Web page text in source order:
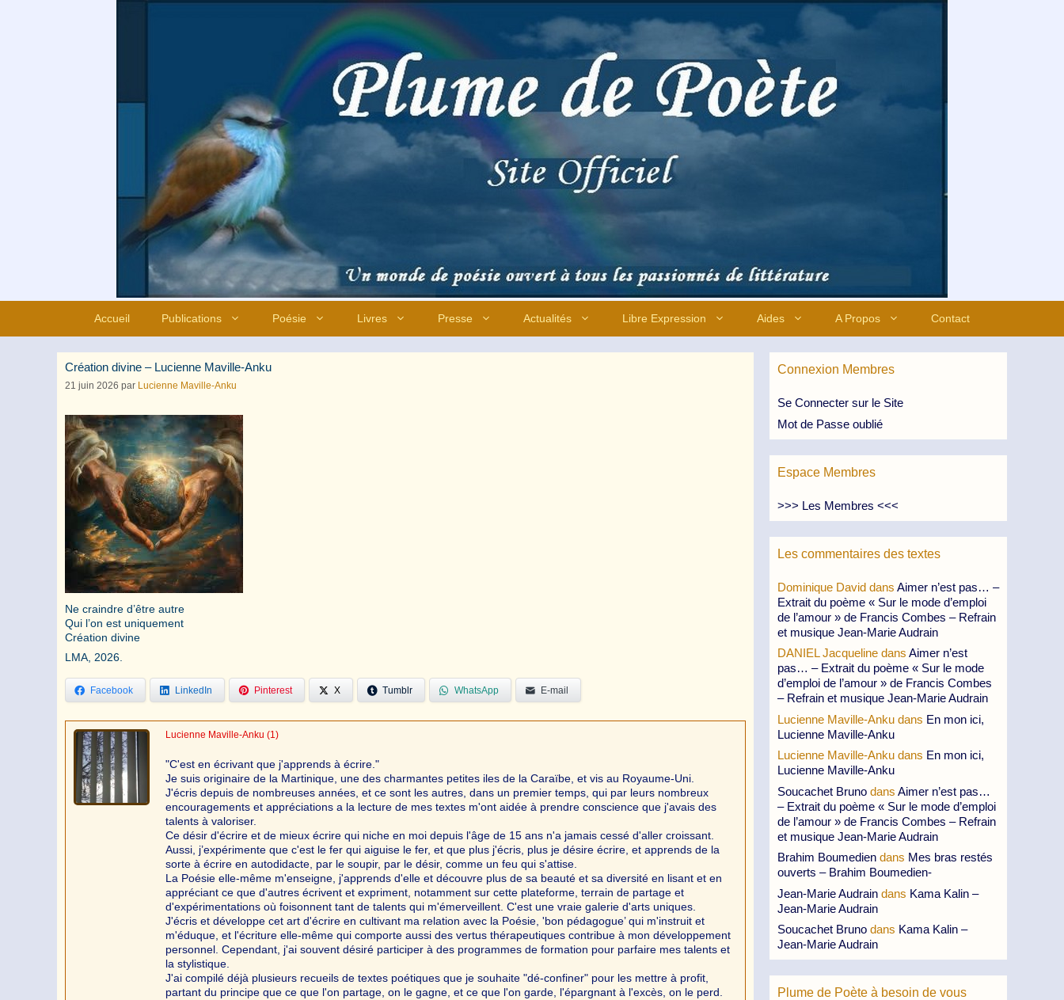
Accueil Publications Poésie Livres Presse Actualités Libre Expression Aides A Propos Contact
Création divine – Lucienne Maville-Anku
21 juin 2026 par Lucienne Maville-Anku
Ne craindre d’être autre
Qui l’on est uniquement
Création divine
LMA, 2026.
Facebook LinkedIn Pinterest X Tumblr WhatsApp E-mail
Lucienne Maville-Anku (1)
"C'est en écrivant que j'apprends à écrire."
Je suis originaire de la Martinique, une des charmantes petites iles de la Caraïbe, et vis au Royaume-Uni.
J'écris depuis de nombreuses années, et ce sont les autres, dans un premier temps, qui par leurs nombreux
encouragements et appréciations a la lecture de mes textes m'ont aidée à prendre conscience que j'avais des
talents à valoriser.
Ce désir d'écrire et de mieux écrire qui niche en moi depuis l'âge de 15 ans n'a jamais cessé d'aller croissant.
Aussi, j’expérimente que c'est le fer qui aiguise le fer, et que plus j'écris, plus je désire écrire, et apprends de la
sorte à écrire en autodidacte, par le soupir, par le désir, comme un feu qui s'attise.
La Poésie elle-même m'enseigne, j'apprends d'elle et découvre plus de sa beauté et sa diversité en lisant et en
appréciant ce que d'autres écrivent et expriment, notamment sur cette plateforme, terrain de partage et
d'expérimentations où foisonnent tant de talents qui m'émerveillent. C'est une vraie galerie d'arts uniques.
J'écris et développe cet art d'écrire en cultivant ma relation avec la Poésie, 'bon pédagogue’ qui m'instruit et
m'éduque, et l'écriture elle-même qui comporte aussi des vertus thérapeutiques contribue à mon développement
personnel. Cependant, j'ai souvent désiré participer à des programmes de formation pour parfaire mes talents et
la stylistique.
J'ai compilé déjà plusieurs recueils de textes poétiques que je souhaite "dé-confiner" pour les mettre à profit,
partant du principe que ce que l'on partage, on le gagne, et ce que l'on garde, l'épargnant à l'excès, on le perd.
Connexion Membres
Se Connecter sur le Site
Mot de Passe oublié
Espace Membres
>>> Les Membres <<<
Les commentaires des textes
Dominique David dans Aimer n’est pas… –
Extrait du poème « Sur le mode d’emploi
de l’amour » de Francis Combes – Refrain
et musique Jean-Marie Audrain
DANIEL Jacqueline dans Aimer n’est
pas… – Extrait du poème « Sur le mode
d’emploi de l’amour » de Francis Combes
– Refrain et musique Jean-Marie Audrain
Lucienne Maville-Anku dans En mon ici,
Lucienne Maville-Anku
Lucienne Maville-Anku dans En mon ici,
Lucienne Maville-Anku
Soucachet Bruno dans Aimer n’est pas…
– Extrait du poème « Sur le mode d’emploi
de l’amour » de Francis Combes – Refrain
et musique Jean-Marie Audrain
Brahim Boumedien dans Mes bras restés
ouverts – Brahim Boumedien-
Jean-Marie Audrain dans Kama Kalin –
Jean-Marie Audrain
Soucachet Bruno dans Kama Kalin –
Jean-Marie Audrain
Plume de Poète à besoin de vous